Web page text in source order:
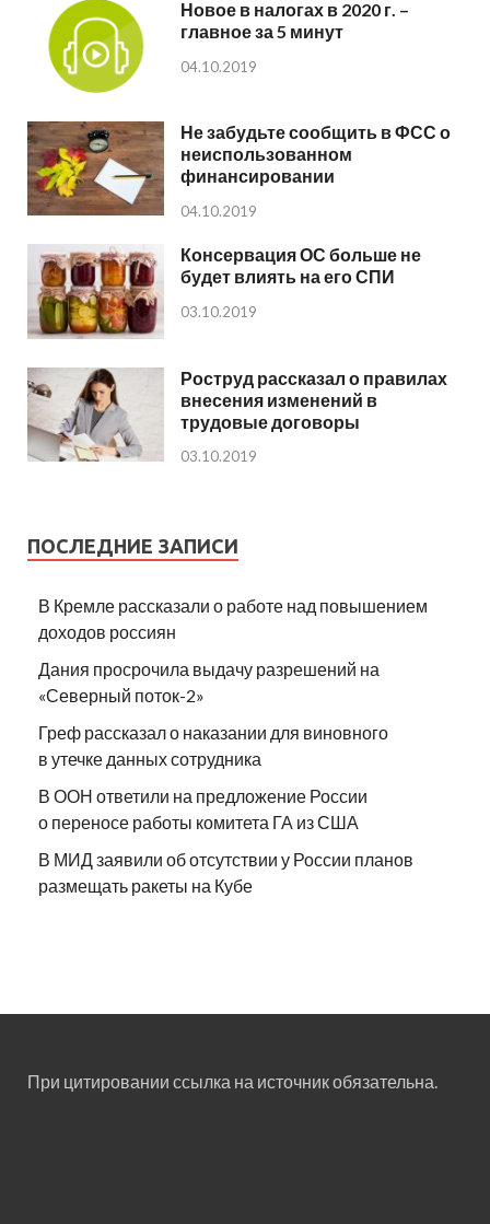
Новое в налогах в 2020 г. –
главное за 5 минут
04.10.2019
Не забудьте сообщить в ФСС о
неиспользованном
финансировании
04.10.2019
Консервация ОС больше не
будет влиять на его СПИ
03.10.2019
Роструд рассказал о правилах
внесения изменений в
трудовые договоры
03.10.2019
ПОСЛЕДНИЕ ЗАПИСИ
В Кремле рассказали о работе над повышением
доходов россиян
Дания просрочила выдачу разрешений на
«Северный поток-2»
Греф рассказал о наказании для виновного
в утечке данных сотрудника
В ООН ответили на предложение России
о переносе работы комитета ГА из США
В МИД заявили об отсутствии у России планов
размещать ракеты на Кубе
При цитировании ссылка на источник обязательна.